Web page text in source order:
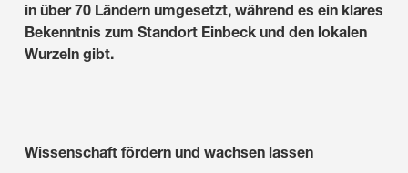
in über 70 Ländern umgesetzt, während es ein klares
Bekenntnis zum Standort Einbeck und den lokalen
Wurzeln gibt.
Wissenschaft fördern und wachsen lassen